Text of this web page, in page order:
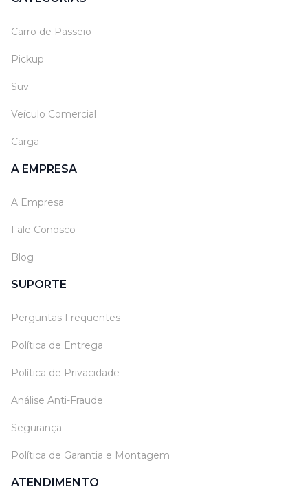
Carro de Passeio
Pickup
Suv
Veículo Comercial
Carga
A EMPRESA
A Empresa
Fale Conosco
Blog
SUPORTE
Perguntas Frequentes
Política de Entrega
Política de Privacidade
Análise Anti-Fraude
Segurança
Política de Garantia e Montagem
ATENDIMENTO